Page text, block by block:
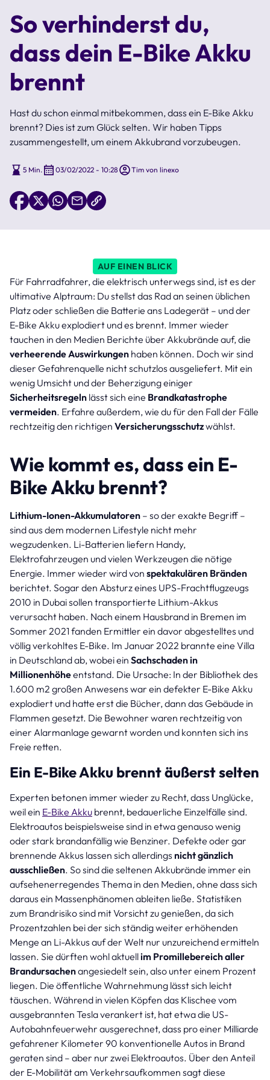
So verhinderst du,
dass dein E-Bike Akku
brennt
Hast du schon einmal mitbekommen, dass ein E-Bike Akku
brennt? Dies ist zum Glück selten. Wir haben Tipps
zusammengestellt, um einem Akkubrand vorzubeugen.
5 Min. 03/02/2022 - 10:28 Tim von linexo
AUF EINEN BLICK
Für Fahrradfahrer, die elektrisch unterwegs sind, ist es der
ultimative Alptraum: Du stellst das Rad an seinen üblichen
Platz oder schließen die Batterie ans Ladegerät – und der
E-Bike Akku explodiert und es brennt. Immer wieder
tauchen in den Medien Berichte über Akkubrände auf, die
verheerende Auswirkungen haben können. Doch wir sind
dieser Gefahrenquelle nicht schutzlos ausgeliefert. Mit ein
wenig Umsicht und der Beherzigung einiger
Sicherheitsregeln lässt sich eine Brandkatastrophe
vermeiden. Erfahre außerdem, wie du für den Fall der Fälle
rechtzeitig den richtigen Versicherungsschutzwählst.
Wie kommt es, dass ein E-
Bike Akku brennt?
Lithium-Ionen-Akkumulatoren – so der exakte Begriff –
sind aus dem modernen Lifestyle nicht mehr
wegzudenken. Li-Batterien liefern Handy,
Elektrofahrzeugen und vielen Werkzeugen die nötige
Energie. Immer wieder wird von spektakulären Bränden
berichtet. Sogar den Absturz eines UPS-Frachtflugzeugs
2010 in Dubai sollen transportierte Lithium-Akkus
verursacht haben. Nach einem Hausbrand in Bremen im
Sommer 2021 fanden Ermittler ein davor abgestelltes und
völlig verkohltes E-Bike. Im Januar 2022 brannte eine Villa
in Deutschland ab, wobei ein Sachschaden in
Millionenhöheentstand. Die Ursache: In der Bibliothek des
1.600 m2 großen Anwesens war ein defekter E-Bike Akku
explodiert und hatte erst die Bücher, dann das Gebäude in
Flammen gesetzt. Die Bewohner waren rechtzeitig von
einer Alarmanlage gewarnt worden und konnten sich ins
Freie retten.
Ein E-Bike Akku brennt äußerst selten
Experten betonen immer wieder zu Recht, dass Unglücke,
weil ein E-Bike Akku brennt, bedauerliche Einzelfälle sind.
Elektroautos beispielsweise sind in etwa genauso wenig
oder stark brandanfällig wie Benziner. Defekte oder gar
brennende Akkus lassen sich allerdings nicht gänzlich
ausschließen. So sind die seltenen Akkubrände immer ein
aufsehenerregendes Thema in den Medien, ohne dass sich
daraus ein Massenphänomen ableiten ließe. Statistiken
zum Brandrisiko sind mit Vorsicht zu genießen, da sich
Prozentzahlen bei der sich ständig weiter erhöhenden
Menge an Li-Akkus auf der Welt nur unzureichend ermitteln
lassen. Sie dürften wohl aktuellim Promillebereich aller
Brandursachenangesiedelt sein, also unter einem Prozent
liegen. Die öffentliche Wahrnehmung lässt sich leicht
täuschen. Während in vielen Köpfen das Klischee vom
ausgebrannten Tesla verankert ist, hat etwa die US-
Autobahnfeuerwehr ausgerechnet, dass pro einer Milliarde
gefahrener Kilometer 90 konventionelle Autos in Brand
geraten sind – aber nur zwei Elektroautos. Über den Anteil
der E-Mobilität am Verkehrsaufkommen sagt diese